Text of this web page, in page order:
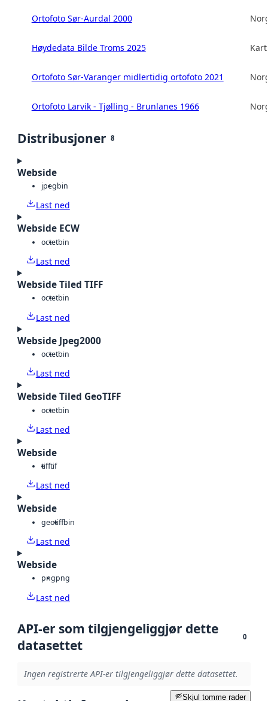
Ortofoto Sør-Aurdal 2000
Høydedata Bilde Troms 2025
Ortofoto Sør-Varanger midlertidig ortofoto 2021
Ortofoto Larvik - Tjølling - Brunlanes 1966
Distribusjoner 8
Webside
jpegbin
Last ned
Webside ECW
octetbin
Last ned
Webside Tiled TIFF
octetbin
Last ned
Webside Jpeg2000
octetbin
Last ned
Webside Tiled GeoTIFF
octetbin
Last ned
Webside
tifftif
Last ned
Webside
geotiffbin
Last ned
Webside
pngpng
Last ned
API-er som tilgjengeliggjør dette
datasettet
0
Ingen registrerte API-er tilgjengeliggjør dette datasettet.
Skjul tomme rader